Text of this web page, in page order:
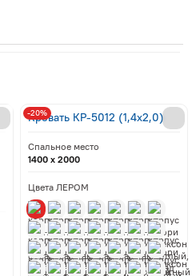
Кровать КР-5012 (1,4x2,0)
Спальное место
1400 x 2000
Цвета ЛЕРОМ
-20%